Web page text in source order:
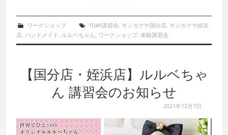
ワークショップ 1DAY講習会, サンカクヤ国分店, サンカクヤ姪浜
店,ハンドメイド, ルルベちゃん, ワークショップ,体験講習会
【国分店・姪浜店】ルルベちゃ
ん 講習会のお知らせ
2021年12月7日